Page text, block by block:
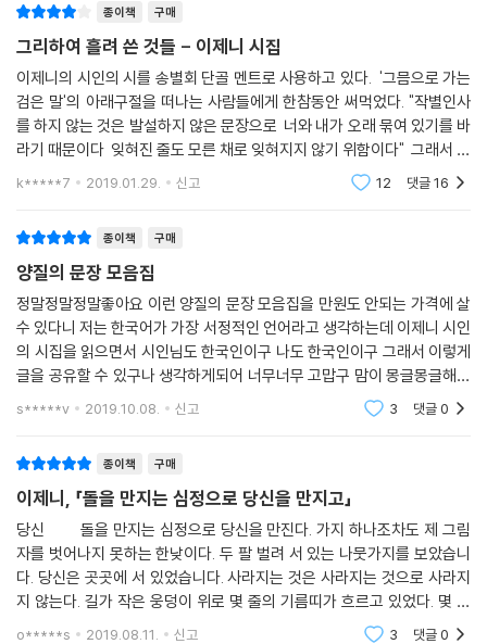
종이책 구매
그리하여 흘려 쓴 것들 - 이제니 시집
이제니의 시인의 시를 송별회 단골 멘트로 사용하고 있다. '그믐으로 가는
검은 말'의 아래구절을 떠나는 사람들에게 한참동안 써먹었다. "작별인사
를 하지 않는 것은 발설하지 않은 문장으로 너와 내가 오래 묶여 있기를 바
라기 때문이다 잊혀진 줄도 모른 채로 잊혀지지 않기 위함이다" 그래서 그
녀의 새로운 시집이 나왔다길래 궁금했다. 오늘의 책에도 선정되었다. 서
k*****7 2019.01.29. 신고 12 댓글16
종이책 구매
양질의 문장 모음집
정말정말정말좋아요 이런 양질의 문장 모음집을 만원도 안되는 가격에 살
수 있다니 저는 한국어가 가장 서정적인 언어라고 생각하는데 이제니 시인
의 시집을 읽으면서 시인님도 한국인이구 나도 한국인이구 그래서 이렇게
글을 공유할 수 있구나 생각하게되어 너무너무 고맙구 맘이 몽글몽글해졌
어요 제목그대로 그리하여, 흘려 쓴 것들의 느낌이 나요 뱉지 않으면 미칠
s*****v 2019.10.08. 신고 3 댓글0
종이책 구매
이제니, 「돌을 만지는 심정으로 당신을 만지고」
당신 돌을 만지는 심정으로 당신을 만진다. 가지 하나조차도 제 그림
자를 벗어나지 못하는 한낮이다. 두 팔 벌려 서 있는 나뭇가지를 보았습니
다. 당신은 곳곳에 서 있었습니다. 사라지는 것은 사라지는 것으로 사라지
지 않는다. 길가 작은 웅덩이 위로 몇 줄의 기름띠가 흐르고 있었다. 몇 줄
의 기름띠 위로 작은 무지개가 흐르고 있었다. 한 방울 두 방울 번지고 있었
o*****s 2019.08.11. 신고 3 댓글0